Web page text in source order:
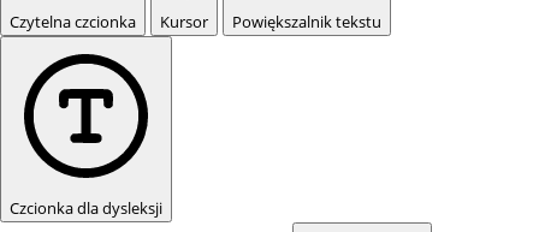
Czytelna czcionka Kursor Powiększalnik tekstu
Czcionka dla dysleksji